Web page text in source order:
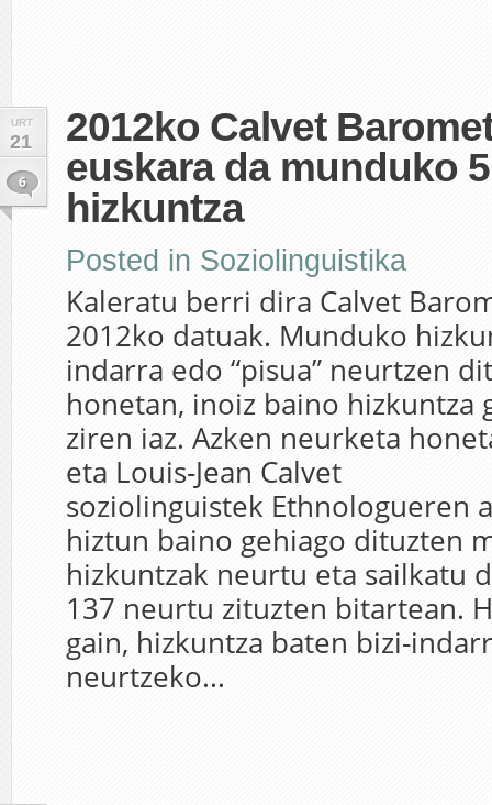
URT
21
6
2012ko Calvet
euskara da munduko
hizkuntza
Posted in Soziolinguistika
Kaleratu berri dira Calvet
2012ko datuak. Munduko
indarra edo “pisua” neurtzen
honetan, inoiz baino hizkuntza
ziren iaz. Azken neurketa
eta Louis-Jean Calvet
soziolinguistek Ethnologueren
hiztun baino gehiago dituzten
hizkuntzak neurtu eta sailkatu
137 neurtu zituzten bitartean.
gain, hizkuntza baten bizi-
neurtzeko...